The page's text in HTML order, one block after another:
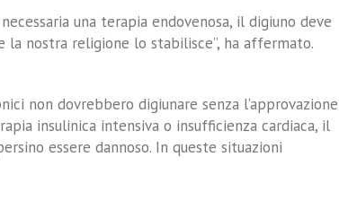
una terapia endovenosa, il digiuno deve
nostra religione lo stabilisce”, ha affermato.
non dovrebbero digiunare senza l’approvazione
insulinica intensiva o insufficienza cardiaca, il
essere dannoso. In queste situazioni